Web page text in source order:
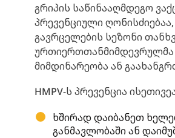
გრიპის საწინააღმდეგო
პრევენციული
გავრცელების სეზონი
ურთიერთთანმიმდევრულმა
მიმდინარეობა ან
HMPV-ს პრევენცია
ხშირად დაიბანეთ
განმავლობაში ან